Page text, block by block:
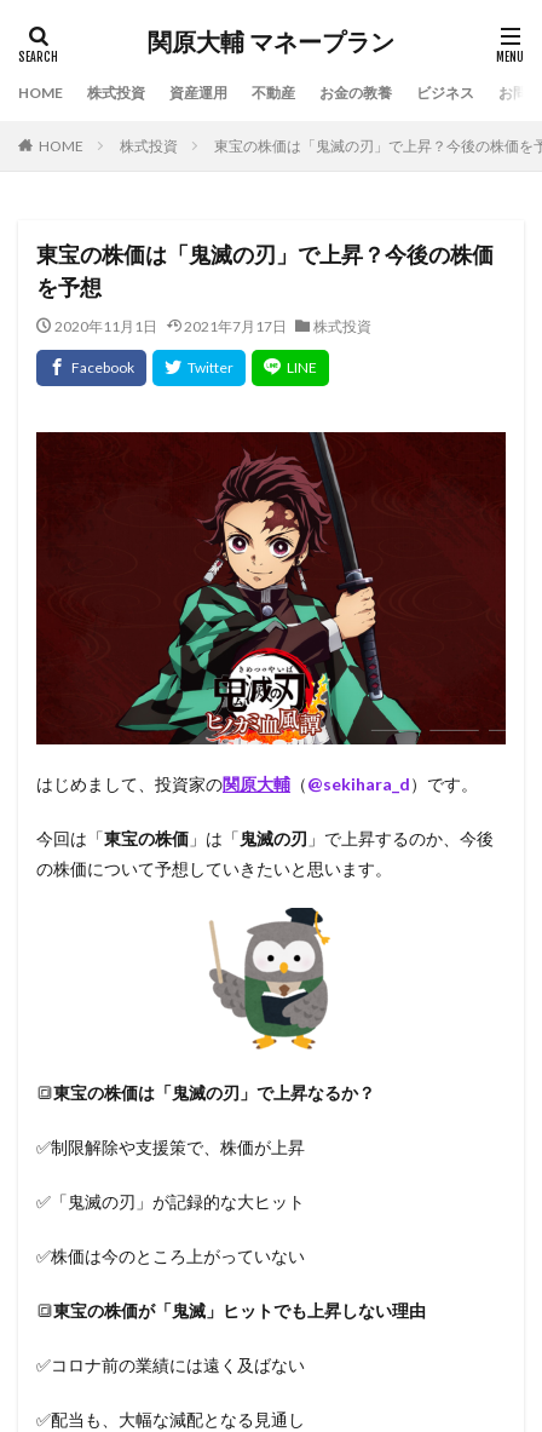
関原大輔 マネープラン
HOME 株式投資 資産運用 不動産 お金の教養 ビジネス お問
HOME 株式投資 東宝の株価は「鬼滅の刃」で上昇？今後の株価を
東宝の株価は「鬼滅の刃」で上昇？今後の株価
を予想
2020年11月1日 2021年7月17日 株式投資
はじめまして、投資家の関原大輔 （@sekihara_d）です。
今回は「東宝の株価 」は「 鬼滅の刃 」で上昇するのか、今後
の株価について予想していきたいと思います。
🔳東宝の株価は「鬼滅の刃」で上昇なるか？
✅制限解除や支援策で、株価が上昇
✅「鬼滅の刃」が記録的な大ヒット
✅株価は今のところ上がっていない
🔳東宝の株価が「鬼滅」ヒットでも上昇しない理由
✅コロナ前の業績には遠く及ばない
✅配当も、大幅な減配となる見通し